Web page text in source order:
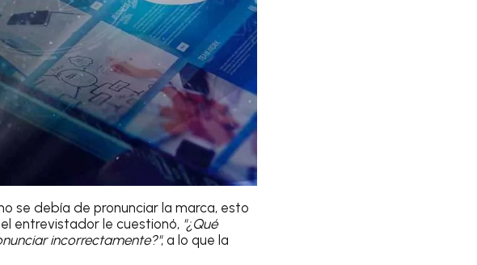
se debía de pronunciar la marca, esto
entrevistador le cuestionó, "¿Qué
incorrectamente?", a lo que la